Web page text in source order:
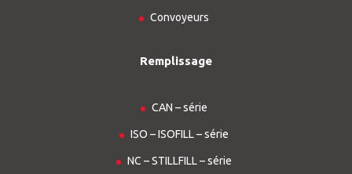
Convoyeurs
Remplissage
CAN – série
ISO – ISOFILL – série
NC – STILLFILL – série